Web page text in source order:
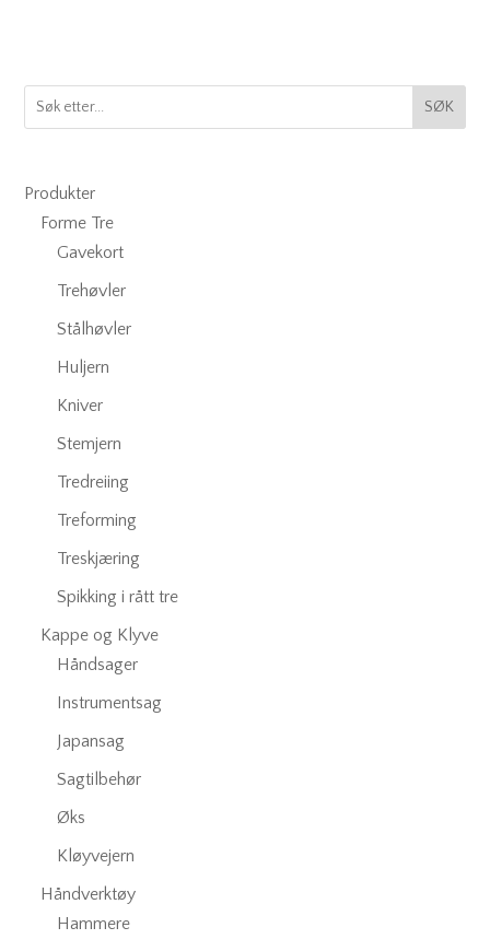
SØK
Produkter
Forme Tre
Gavekort
Trehøvler
Stålhøvler
Huljern
Kniver
Stemjern
Tredreiing
Treforming
Treskjæring
Spikking i rått tre
Kappe og Klyve
Håndsager
Instrumentsag
Japansag
Sagtilbehør
Øks
Kløyvejern
Håndverktøy
Hammere